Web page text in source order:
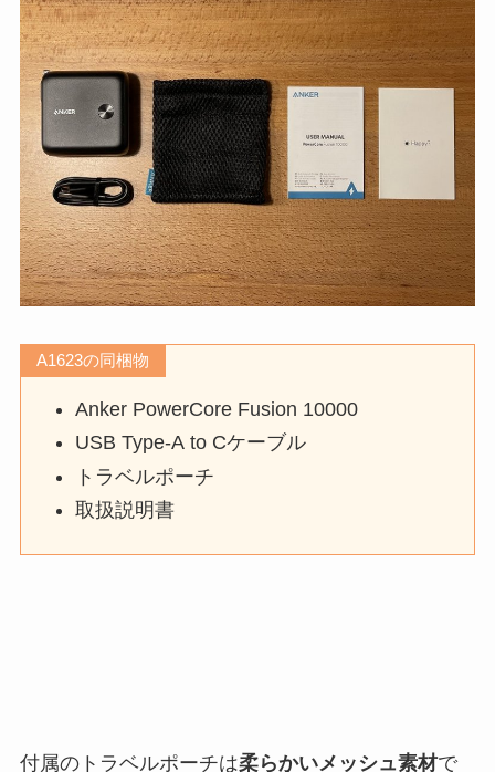
A1623の同梱物
Anker PowerCore Fusion 10000
USB Type-A to Cケーブル
トラベルポーチ
取扱説明書
付属のトラベルポーチは柔らかいメッシュ素材で